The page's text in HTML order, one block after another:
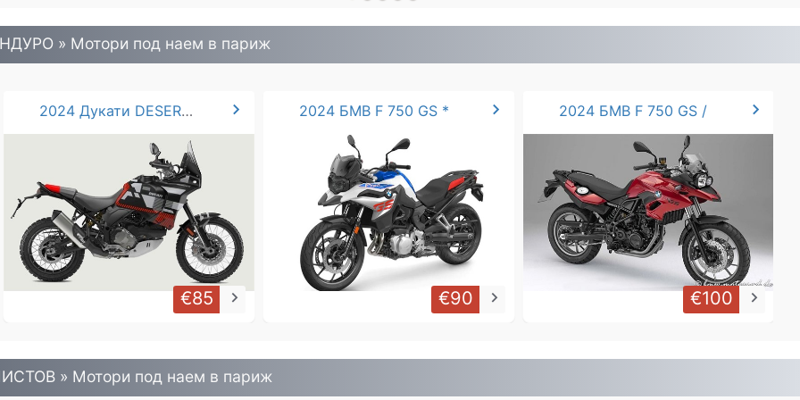
» Mотори под наем в париж
2024 Дукати DESERT X . 937 chevron_right
€85 keyboard_arrow_right
2024 БМВ F 750 GS * chevron_right
€90 keyboard_arrow_right
2024 БМВ F 750 GS / chevron_right
€100 keyboard_arrow_right
» Mотори под наем в париж